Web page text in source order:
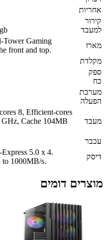
laboratory
symphony-360-argb
Performance Mid-Tower
(120 cm) fans in the front and
8, Performance-cores 8,
Turbo Freq.5.2 GHz,
Graphics.
M.2 SSD. PCI-Express
Write: Up to